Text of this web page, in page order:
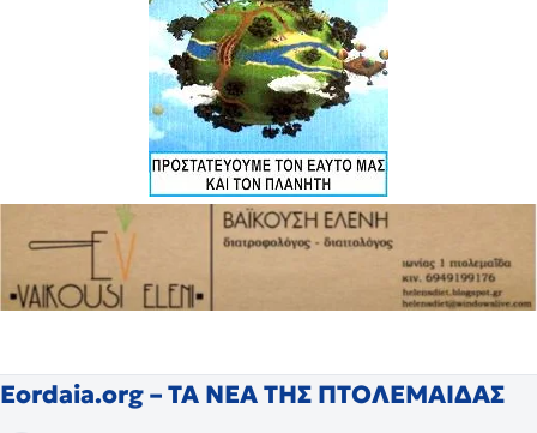
Eordaia.org – ΤΑ ΝΕΑ ΤΗΣ ΠΤΟΛΕΜΑΙΔΑΣ